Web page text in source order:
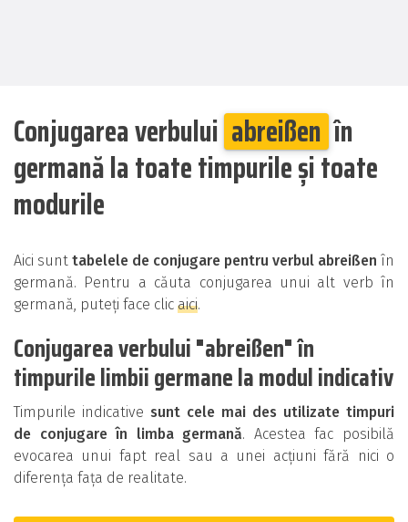
Conjugarea verbului abreißen în
germană la toate timpurile și toate
modurile
Aici sunt tabelele de conjugare pentru verbul abreißen în
germană. Pentru a căuta conjugarea unui alt verb în
germană, puteți face clic aici.
Conjugarea verbului "abreißen" în
timpurile limbii germane la modul indicativ
Timpurile indicative sunt cele mai des utilizate timpuri
de conjugare în limba germană. Acestea fac posibilă
evocarea unui fapt real sau a unei acțiuni fără nici o
diferența fața de realitate.